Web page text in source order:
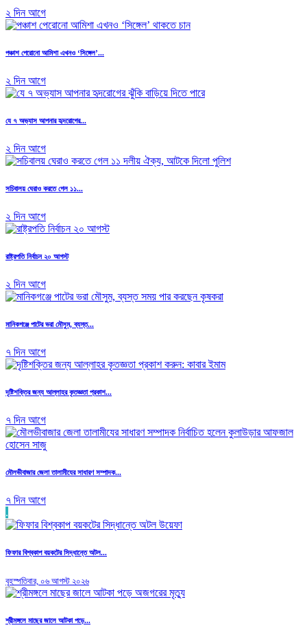
২ দিন আগে
পঞ্চাশ পেরোনো আমিশা এখনও ‘সিঙ্গেল’...
২ দিন আগে
যে ৭ অভ্যাস আপনার হৃদরোগের...
২ দিন আগে
সচিবালয় ঘেরাও করতে গেল ১১...
২ দিন আগে
রাষ্ট্রপতি নির্বাচন ২০ আগস্ট
২ দিন আগে
মানিকগঞ্জে পাটের ভরা মৌসুম, ব্যস্ত...
৭ দিন আগে
দৃষ্টিশক্তির জন্য আল্লাহর কৃতজ্ঞতা প্রকাশ...
৭ দিন আগে
মৌলভীবাজার জেলা তালামীযের সাধারণ সম্পাদক...
৭ দিন আগে
.
ফিফার বিশ্বকাপ বয়কটের সিদ্ধান্তে অটল...
বৃহস্পতিবার, ০৬ আগস্ট ২০২৬
শ্রীমঙ্গলে মাছের জালে আটকা পড়ে...